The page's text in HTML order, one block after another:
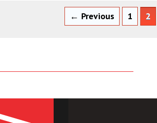
← Previous 1 2